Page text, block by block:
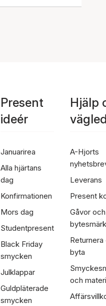
Present
ideér
Januarirea
Alla hjärtans
dag
Konfirmationen
Mors dag
Studentpresent
Black Friday
smycken
Julklappar
Guldpläterade
smycken
Hjälp
A-Hjorts
Leverans
Present
Gåvor och
Returnera
byta
och